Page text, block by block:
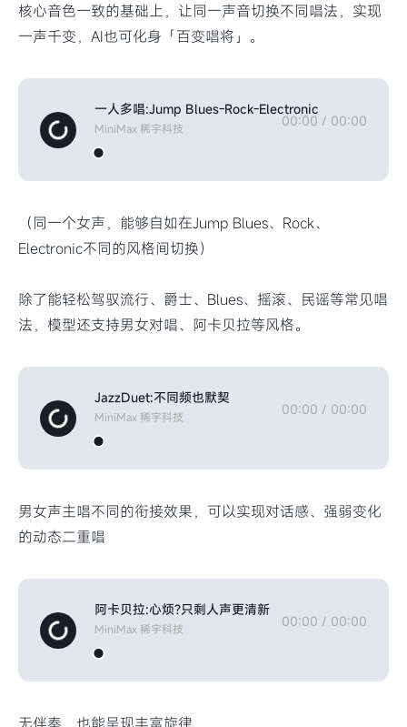
核心音色一致的基础上，让同一声音切换不同唱法，实现
一声千变，AI也可化身「百变唱将」。
一人多唱:Jump Blues-Rock-Electronic
MiniMax 稀宇科技 00:00 / 00:00
（同一个女声，能够自如在Jump Blues、Rock、
Electronic不同的风格间切换）
除了能轻松驾驭流行、爵士、Blues、摇滚、民谣等常见唱
法，模型还支持男女对唱、阿卡贝拉等风格。
JazzDuet:不同频也默契
MiniMax 稀宇科技 00:00 / 00:00
男女声主唱不同的衔接效果，可以实现对话感、强弱变化
的动态二重唱
阿卡贝拉:心烦?只剩人声更清新
MiniMax 稀宇科技 00:00 / 00:00